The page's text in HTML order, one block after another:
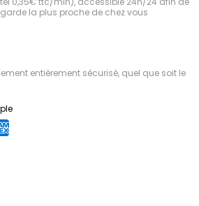
la plus proche de chez vous
entièrement sécurisé, quel que soit le